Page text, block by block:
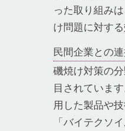
った取り組み
け問題に対す
民間企業との
磯焼け対策の
目されていま
用した製品や
「バイテクソ